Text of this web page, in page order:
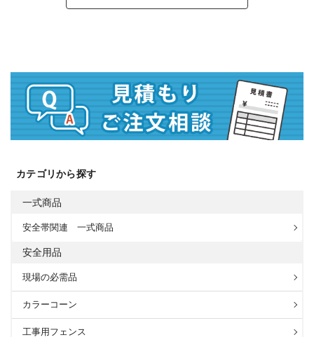
カテゴリから探す
一式商品
安全帯関連 一式商品
安全用品
現場の必需品
カラーコーン
工事用フェンス